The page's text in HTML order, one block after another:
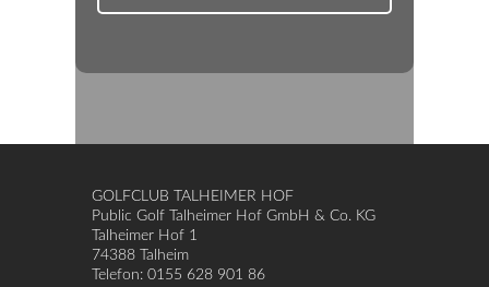
GOLFCLUB TALHEIMER HOF
Public Golf Talheimer Hof GmbH & Co. KG
Talheimer Hof 1
74388 Talheim
Telefon: 0155 628 901 86